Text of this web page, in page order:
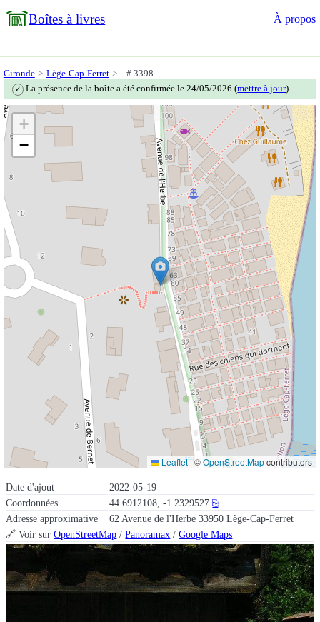
Boîtes à livres À propos
Gironde Lège-Cap-Ferret # 3398
✓ La présence de la boîte a été confirmée le 24/05/2026 (mettre à jour).
Date d'ajout
2022-05-19
Coordonnées
44.6912108, -1.2329527 ⎘
Adresse approximative
62 Avenue de l'Herbe 33950 Lège-Cap-Ferret
🔗 Voir surOpenStreetMap /Panoramax /Google Maps
+
−
Leaflet|©OpenStreetMapcontributors